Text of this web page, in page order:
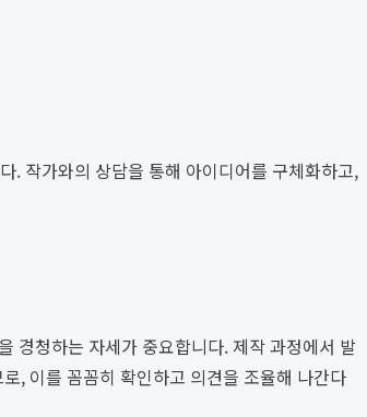
. 작가와의 상담을 통해 아이디어를 구체화하고,
경청하는 자세가 중요합니다. 제작 과정에서 발
, 이를 꼼꼼히 확인하고 의견을 조율해 나간다